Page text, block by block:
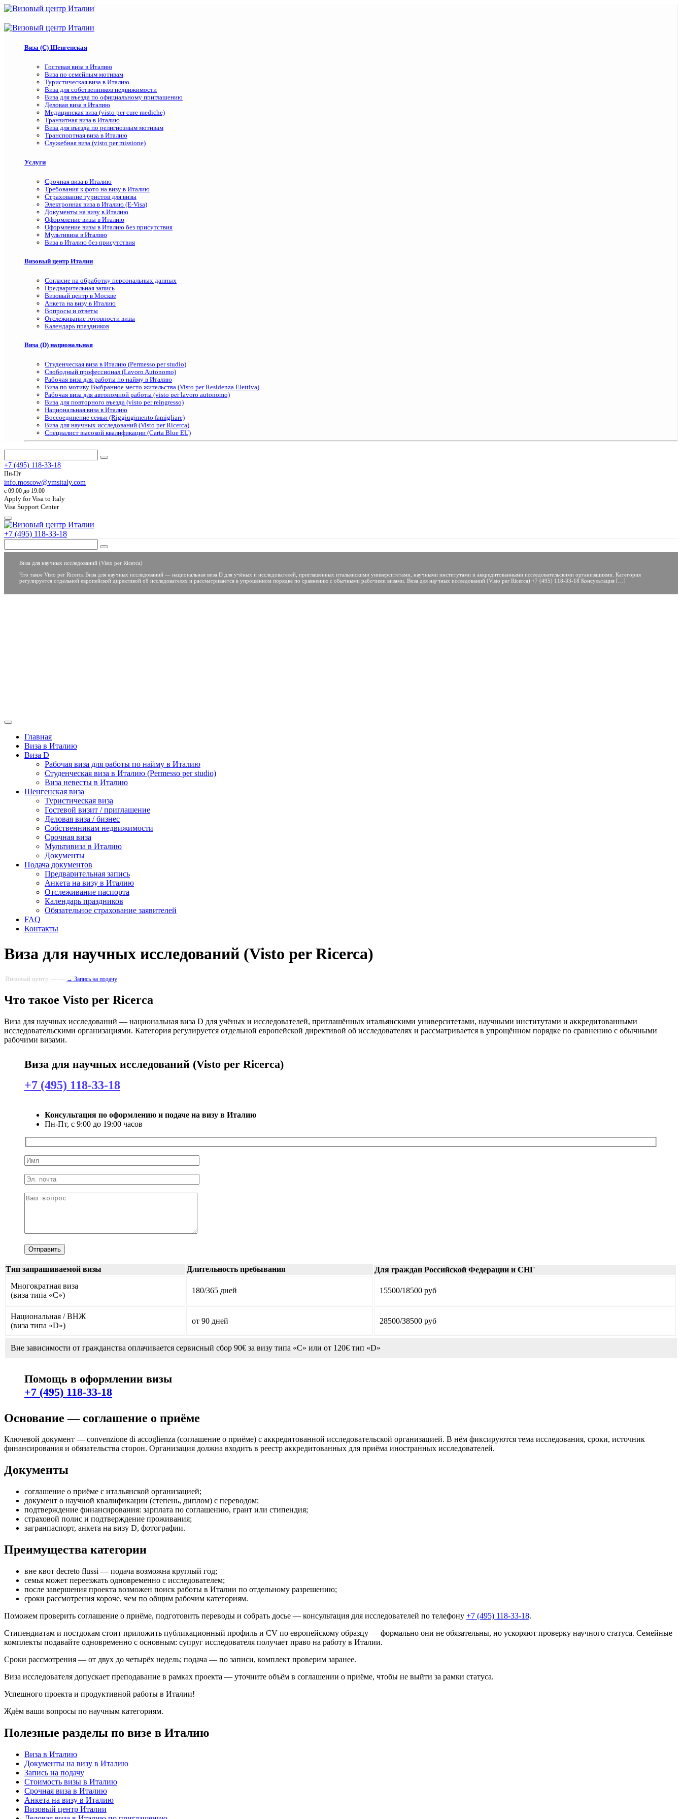
Виза (C) Шенгенская
Гостевая виза в Италию
Виза по семейным мотивам
Туристическая виза в Италию
Виза для собственников недвижимости
Виза для въезда по официальному приглашению
Деловая виза в Италию
Медицинская виза (visto per cure mediche)
Транзитная виза в Италию
Виза для въезда по религиозным мотивам
Транспортная виза в Италию
Служебная виза (visto per missione)
Услуги
Срочная виза в Италию
Требования к фото на визу в Италию
Страхование туристов для визы
Электронная виза в Италию (E-Visa)
Документы на визу в Италию
Оформление визы в Италию
Оформление визы в Италию без присутствия
Мультивиза в Италию
Виза в Италию без присутствия
Визовый центр Италии
Согласие на обработку персональных данных
Предварительная запись
Визовый центр в Москве
Анкета на визу в Италию
Вопросы и ответы
Отслеживание готовности визы
Календарь праздников
Виза (D) национальная
Студенческая виза в Италию (Permesso per studio)
Свободный профессионал (Lavoro Autonomo)
Рабочая виза для работы по найму в Италию
Виза по мотиву Выбранное место жительства (Visto per Residenza Elettiva)
Рабочая виза для автономной работы (visto per lavoro autonomo)
Виза для повторного въезда (visto per reingresso)
Национальная виза в Италию
Воссоединение семьи (Riggiugimento famigliare)
Виза для научных исследований (Visto per Ricerca)
Специалист высокой квалификации (Carta Blue EU)
+7 (495) 118-33-18
Пн-Пт
info.moscow@vmsitaly.com
c 09:00 до 19:00
Apply for Visa to Italy
Visa Support Center
+7 (495) 118-33-18
Виза для научных исследований (Visto per Ricerca)
Что такое Visto per Ricerca Виза для научных исследований — национальная виза D для учёных и исследователей, приглашённых итальянскими университетами, научными институтами и аккредитованными исследовательскими организациями. Категория
регулируется отдельной европейской директивой об исследователях и рассматривается в упрощённом порядке по сравнению с обычными рабочими визами. Виза для научных исследований (Visto per Ricerca) +7 (495) 118-33-18 Консультация […]
Главная
Виза в Италию
Виза D
Рабочая виза для работы по найму в Италию
Студенческая виза в Италию (Permesso per studio)
Виза невесты в Италию
Шенгенская виза
Туристическая виза
Гостевой визит / приглашение
Деловая виза / бизнес
Собственникам недвижимости
Срочная виза
Мультивиза в Италию
Документы
Подача документов
Предварительная запись
Анкета на визу в Италию
Отслеживание паспорта
Календарь праздников
Обязательное страхование заявителей
FAQ
Контакты
Виза для научных исследований (Visto per Ricerca)
Визовый центр — — → Запись на подачу
Что такое Visto per Ricerca
Виза для научных исследований — национальная виза D для учёных и исследователей, приглашённых итальянскими университетами, научными институтами и аккредитованными
исследовательскими организациями. Категория регулируется отдельной европейской директивой об исследователях и рассматривается в упрощённом порядке по сравнению с обычными
рабочими визами.
Виза для научных исследований (Visto per Ricerca)
+7 (495) 118-33-18
Консультация по оформлению и подаче на визу в Италию
Пн-Пт, с 9:00 до 19:00 часов
Тип запрашиваемой визы Длительность пребывания
Для граждан Российской Федерации и СНГ
Многократная виза
(виза типа «С»)
180/365 дней 15500/18500 руб
Национальная / ВНЖ
(виза типа «D»)
от 90 дней 28500/38500 руб
Вне зависимости от гражданства оплачивается сервисный сбор 90€ за визу типа «C» или от 120€ тип «D»
Помощь в оформлении визы
+7 (495) 118-33-18
Основание — соглашение о приёме
Ключевой документ — convenzione di accoglienza (соглашение о приёме) с аккредитованной исследовательской организацией. В нём фиксируются тема исследования, сроки, источник
финансирования и обязательства сторон. Организация должна входить в реестр аккредитованных для приёма иностранных исследователей.
Документы
соглашение о приёме с итальянской организацией;
документ о научной квалификации (степень, диплом) с переводом;
подтверждение финансирования: зарплата по соглашению, грант или стипендия;
страховой полис и подтверждение проживания;
загранпаспорт, анкета на визу D, фотографии.
Преимущества категории
вне квот decreto flussi — подача возможна круглый год;
семья может переезжать одновременно с исследователем;
после завершения проекта возможен поиск работы в Италии по отдельному разрешению;
сроки рассмотрения короче, чем по общим рабочим категориям.
Поможем проверить соглашение о приёме, подготовить переводы и собрать досье — консультация для исследователей по телефону +7 (495) 118-33-18.
Стипендиатам и постдокам стоит приложить публикационный профиль и CV по европейскому образцу — формально они не обязательны, но ускоряют проверку научного статуса. Семейные
комплекты подавайте одновременно с основным: супруг исследователя получает право на работу в Италии.
Сроки рассмотрения — от двух до четырёх недель; подача — по записи, комплект проверим заранее.
Виза исследователя допускает преподавание в рамках проекта — уточните объём в соглашении о приёме, чтобы не выйти за рамки статуса.
Успешного проекта и продуктивной работы в Италии!
Ждём ваши вопросы по научным категориям.
Полезные разделы по визе в Италию
Виза в Италию
Документы на визу в Италию
Запись на подачу
Стоимость визы в Италию
Срочная виза в Италию
Анкета на визу в Италию
Визовый центр Италии